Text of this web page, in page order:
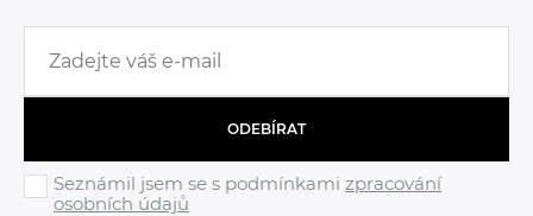
ODEBÍRAT
Seznámil jsem se s podmínkami zpracování
osobních údajů